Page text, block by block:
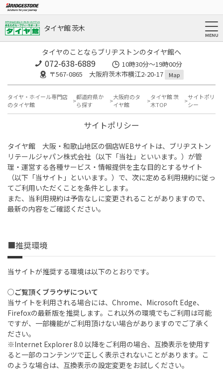
タイヤ館 茨木
タイヤのことならブリヂストンのタイヤ館へ
072-638-6889
10時30分～19時00分
〒567-0865 大阪府茨木市横江2-20-17
Map
タイヤ・ホイール専門店
のタイヤ館
都道府県か
ら探す
大阪府のタ
イヤ館
タイヤ館 茨
木TOP
サイトポリ
シー
サイトポリシー
タイヤ館 大阪・和歌山地区の個店WEBサイトは、ブリヂストン
リテールジャパン株式会社（以下「当社」といいます。）が管
理・運営する各種サービス・情報提供を主な目的とするサイト
（以下「当サイト」といいます。）で、次に定める利用規約に従っ
てご利用いただくことを条件とします。
また、当利用規約は予告なしに変更されることがありますので、
最新の内容をご確認ください。
■推奨環境
当サイトが推奨する環境は以下のとおりです。
○ご覧頂くブラウザについて
当サイトを利用される場合には、Chrome、Microsoft Edge、
Firefoxの最新版を推奨します。これ以外の環境でもご利用は可能
ですが、一部機能がご利用頂けない場合がありますのでご了承く
ださい。
※Internet Explorer 8.0 以降をご利用の場合、互換表示を使用す
ると一部のコンテンツで正しく表示されないことがあります。こ
のような場合は、互換表示の設定変更をお試しください。